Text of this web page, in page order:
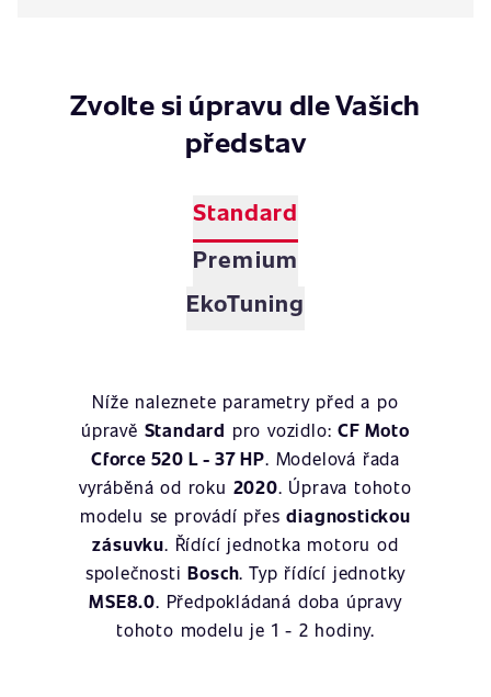
Zvolte si úpravu dle Vašich
představ
Standard
Premium
EkoTuning
Níže naleznete parametry před a po
úpravě Standard pro vozidlo:CF Moto
Cforce 520 L - 37 HP. Modelová řada
vyráběná od roku 2020. Úprava tohoto
modelu se provádí přesdiagnostickou
zásuvku. Řídící jednotka motoru od
společnostiBosch. Typ řídící jednotky
MSE8.0. Předpokládaná doba úpravy
tohoto modelu je 1 - 2 hodiny.